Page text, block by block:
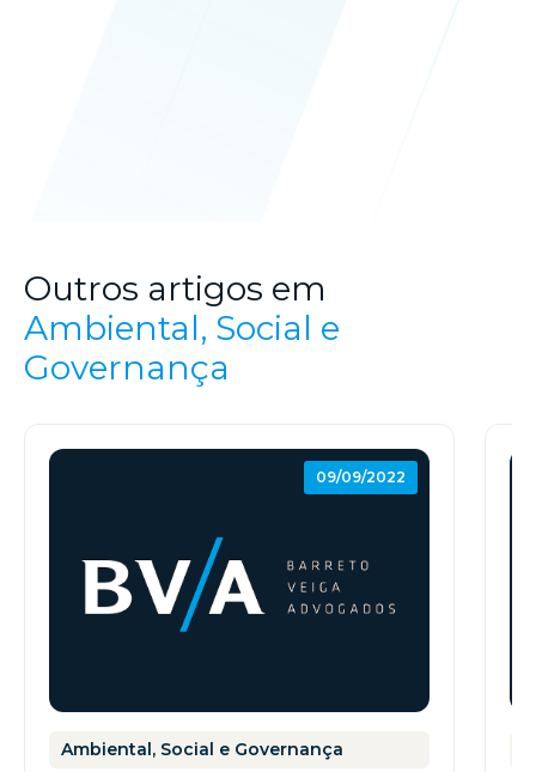
Outros artigos em
Ambiental, Social e
Governança
09/09/2022
Ambiental, Social e Governança